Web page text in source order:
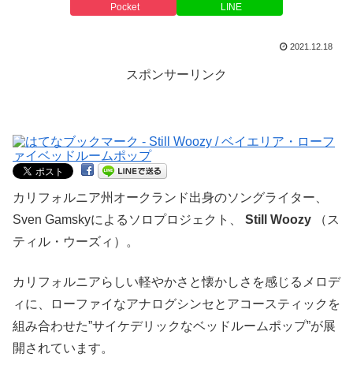
Pocket LINE
2021.12.18
スポンサーリンク
カリフォルニア州オークランド出身のソングライター、
Sven Gamskyによるソロプロジェクト、 Still Woozy （ス
ティル・ウーズィ）。
カリフォルニアらしい軽やかさと懐かしさを感じるメロデ
ィに、ローファイなアナログシンセとアコースティックを
組み合わせた”サイケデリックなベッドルームポップ”が展
開されています。